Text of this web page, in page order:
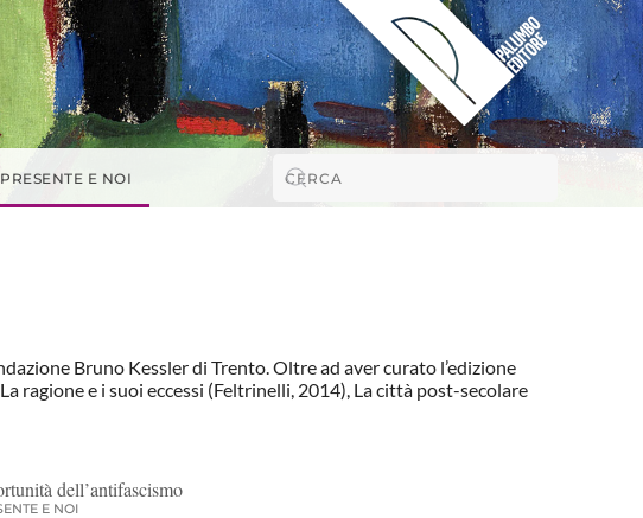
E NOI
Bruno Kessler di Trento. Oltre ad aver curato l’edizione
ragione e i suoi eccessi (Feltrinelli, 2014), La città post-secolare
dell’antifascismo
E NOI